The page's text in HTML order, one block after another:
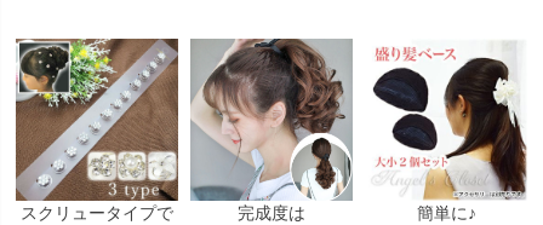
スクリュータイプで
完成度は
簡単に♪